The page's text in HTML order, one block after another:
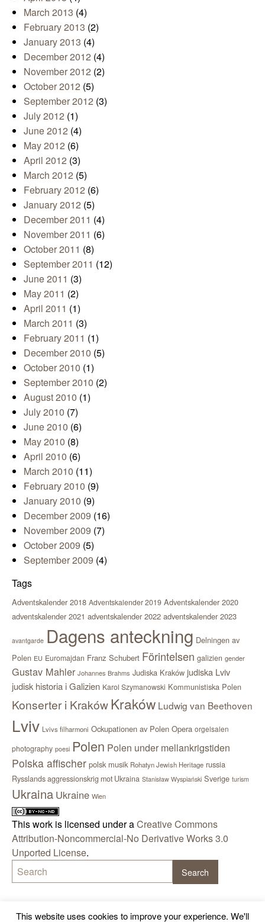
March 2013 (4)
February 2013 (2)
January 2013 (4)
December 2012 (4)
November 2012 (2)
October 2012 (5)
September 2012 (3)
July 2012 (1)
June 2012 (4)
May 2012 (6)
April 2012 (3)
March 2012 (5)
February 2012 (6)
January 2012 (5)
December 2011 (4)
November 2011 (6)
October 2011 (8)
September 2011 (12)
June 2011 (3)
May 2011 (2)
April 2011 (1)
March 2011 (3)
February 2011 (1)
December 2010 (5)
October 2010 (1)
September 2010 (2)
August 2010 (1)
July 2010 (7)
June 2010 (6)
May 2010 (8)
April 2010 (6)
March 2010 (11)
February 2010 (9)
January 2010 (9)
December 2009 (16)
November 2009 (7)
October 2009 (5)
September 2009 (4)
Tags
Adventskalender 2018 Adventskalender 2019 Adventskalender 2020
adventskalender 2021 adventskalender 2022 adventskalender 2023
avantgarde Dagens anteckning Delningen av
Polen EU Euromajdan Franz Schubert Förintelsen galizien gender
Gustav Mahler Johannes Brahms Judiska Kraków judiska Lviv
judisk historia i Galizien Karol Szymanowski Kommunistiska Polen
Konserter i KrakówKraków Ludwig van Beethoven
Lviv Lvivs filharmoni Ockupationen av Polen Opera orgelsalen
photography poesi Polen Polen under mellankrigstiden
Polska affischer polsk musik Rohatyn Jewish Heritage russia
Rysslands aggressionskrig mot Ukraina Stanisław Wyspiański Sverige turism
Ukraina Ukraine Wien
This work is licensed under aCreative Commons
Attribution-Noncommercial-No Derivative Works 3.0
Unported License.
This website uses cookies to improve your experience. We'll